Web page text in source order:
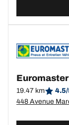
19.47 km 4.5/
448 Avenue